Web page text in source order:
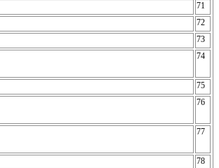
71
72
73
74
75
76
77
78